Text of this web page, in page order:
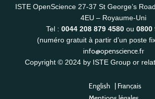
ISTE OpenScience 27-37 St George’s
4EU – Royaume-Uni
Tel : 0044 208 879 4580 ou 0800
(numéro gratuit à partir d’un poste
info@openscience.fr
Copyright © 2024 by ISTE Group or
English | Français